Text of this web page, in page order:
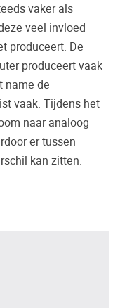
luisteren?
op
een
van hun
is dan
vaker als
veel invloed
produceert. De
produceert vaak
name de
vaak. Tijdens het
naar analoog
er tussen
kan zitten.